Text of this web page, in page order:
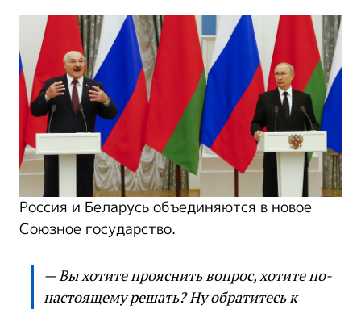
Россия и Беларусь объединяются в новое
Союзное государство.
— Вы хотите прояснить вопрос, хотите по-
настоящему решать? Ну обратитесь к